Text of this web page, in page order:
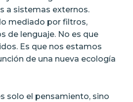
a sistemas externos.
mediado por filtros,
de lenguaje. No es que
Es que nos estamos
de una nueva ecología
solo el pensamiento, sino